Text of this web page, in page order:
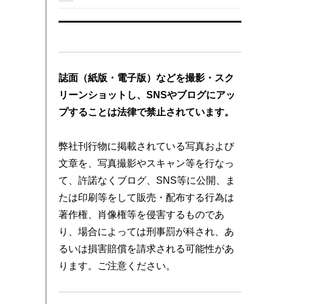
誌面（紙版・電子版）などを撮影・スク
リーンショットし、SNSやブログにアッ
プすることは法律で禁止されています。
弊社刊行物に掲載されている写真および
文章を、写真撮影やスキャン等を行なっ
て、許諾なくブログ、SNS等に公開、ま
たは印刷等をして販売・配布する行為は
著作権、肖像権等を侵害するものであ
り、場合によっては刑事罰が科され、あ
るいは損害賠償を請求される可能性があ
ります。ご注意ください。